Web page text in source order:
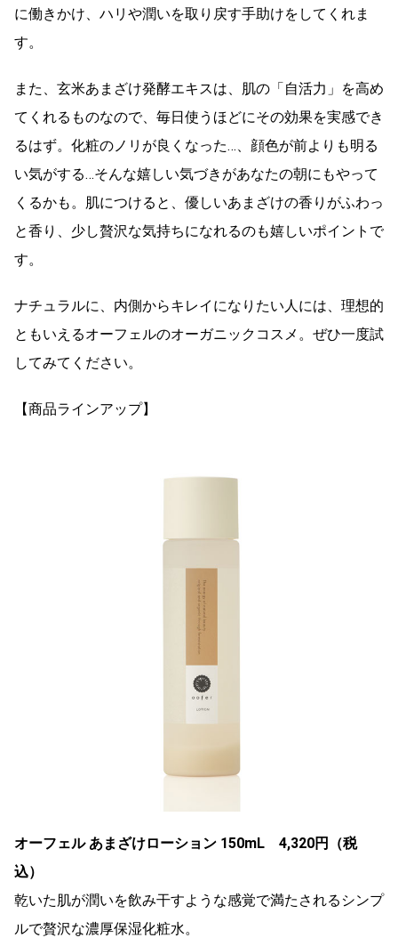
に働きかけ、ハリや潤いを取り戻す手助けをしてくれま
す。
また、玄米あまざけ発酵エキスは、肌の「自活力」を高め
てくれるものなので、毎日使うほどにその効果を実感でき
るはず。化粧のノリが良くなった…、顔色が前よりも明る
い気がする…そんな嬉しい気づきがあなたの朝にもやって
くるかも。肌につけると、優しいあまざけの香りがふわっ
と香り、少し贅沢な気持ちになれるのも嬉しいポイントで
す。
ナチュラルに、内側からキレイになりたい人には、理想的
ともいえるオーフェルのオーガニックコスメ。ぜひ一度試
してみてください。
【商品ラインアップ】
オーフェル あまざけローション 150mL 4,320円（税
込）
乾いた肌が潤いを飲み干すような感覚で満たされるシンプ
ルで贅沢な濃厚保湿化粧水。